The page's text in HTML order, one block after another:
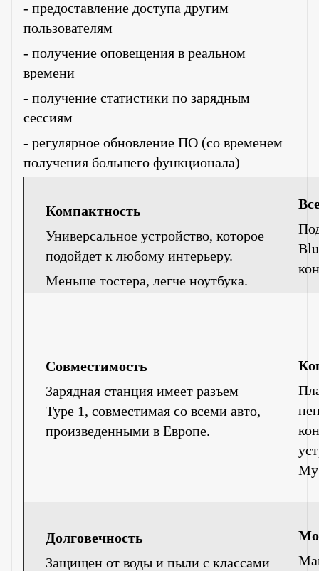
- предоставление доступа другим
пользователям
- получение оповещения в реальном
времени
- получение статистики по зарядным
сессиям
- регулярное обновление ПО (со временем
получения большего функционала)
Компактность
Универсальное устройство, которое
подойдет к любому интерьеру.
Меньше тостера, легче ноутбука.
Совместимость
Зарядная станция имеет разъем
Type 1, совместимая со всеми авто,
произведенными в Европе.
Долговечность
Защищен от воды и пыли с классами